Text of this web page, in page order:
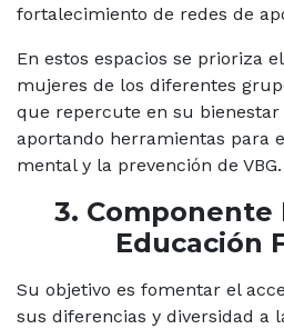
fortalecimiento de redes de
En estos espacios se prioriza
mujeres de los diferentes
que repercute en su
aportando herramientas para
mental y la prevención de VBG.
3. Componente
Educación
Su objetivo es fomentar el
sus diferencias y diversidad a